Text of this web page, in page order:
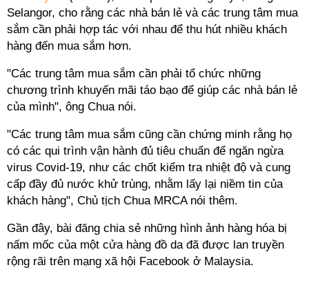
Selangor, cho rằng các nhà bán lẻ và các trung tâm mua
sắm cần phải hợp tác với nhau để thu hút nhiều khách
hàng đến mua sắm hơn.
"Các trung tâm mua sắm cần phải tổ chức những
chương trình khuyến mãi táo bạo để giúp các nhà bán lẻ
của mình", ông Chua nói.
"Các trung tâm mua sắm cũng cần chứng minh rằng họ
có các qui trình vận hành đủ tiêu chuẩn để ngăn ngừa
virus Covid-19, như các chốt kiểm tra nhiệt độ và cung
cấp đầy đủ nước khử trùng, nhằm lấy lại niềm tin của
khách hàng", Chủ tịch Chua MRCA nói thêm.
Gần đây, bài đăng chia sẻ những hình ảnh hàng hóa bị
nấm mốc của một cửa hàng đồ da đã được lan truyền
rộng rãi trên mạng xã hội Facebook ở Malaysia.